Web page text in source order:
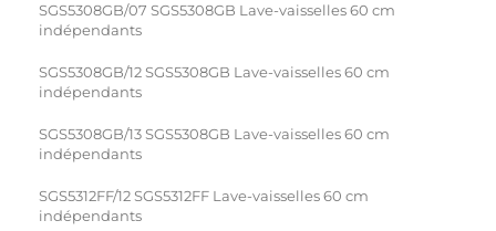
SGS5308GB/07 SGS5308GB Lave-vaisselles 60 cm
indépendants
SGS5308GB/12 SGS5308GB Lave-vaisselles 60 cm
indépendants
SGS5308GB/13 SGS5308GB Lave-vaisselles 60 cm
indépendants
SGS5312FF/12 SGS5312FF Lave-vaisselles 60 cm
indépendants